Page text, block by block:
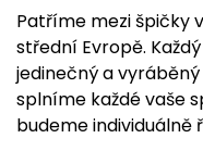
Patříme mezi špičky
střední Evropě.
jedinečný a
splníme každé vaše
budeme individuálně